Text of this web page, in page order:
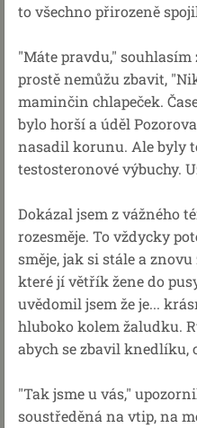
to všechno přirozeně
"Máte pravdu," souhlasím
prostě nemůžu zbavit,
maminčin chlapeček.
bylo horší a úděl
nasadil korunu. Ale byly
testosteronové výbuchy.
Dokázal jsem z vážného
rozesměje. To vždycky
směje, jak si stále a
které jí větřík žene do
uvědomil jsem že je...
hluboko kolem žaludku.
abych se zbavil
"Tak jsme u vás,"
soustředěná na vtip, na